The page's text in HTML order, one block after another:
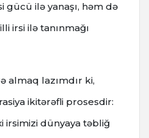
gücü ilə yanaşı, həm də
irsi ilə tanınmağı
almaq lazımdır ki,
ikitərəfli prosesdir:
irsimizi dünyaya təbliğ